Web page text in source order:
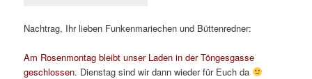
Nachtrag, Ihr lieben Funkenmariechen und Büttenredner:
Am Rosenmontag bleibt unser Laden in der Töngesgasse
geschlossen. Dienstag sind wir dann wieder für Euch da